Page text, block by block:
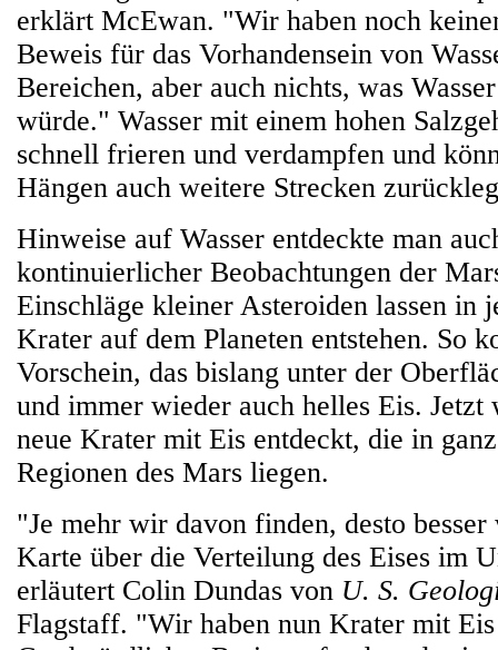
erklärt McEwan. "Wir haben noch
Beweis für das Vorhandensein von
Bereichen, aber auch nichts, was
würde." Wasser mit einem hohen
schnell frieren und verdampfen und
Hängen auch weitere Strecken
Hinweise auf Wasser entdeckte man
kontinuierlicher Beobachtungen der
Einschläge kleiner Asteroiden lassen in
Krater auf dem Planeten entstehen. So
Vorschein, das bislang unter der
und immer wieder auch helles Eis. Jetzt
neue Krater mit Eis entdeckt, die in
Regionen des Mars liegen.
"Je mehr wir davon finden, desto
Karte über die Verteilung des Eises im
erläutert Colin Dundas von U. S.
Flagstaff. "Wir haben nun Krater mit